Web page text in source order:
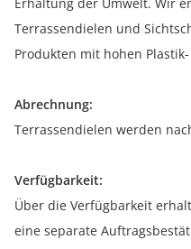
Terrassendielen und
Produkten mit hohen
Abrechnung:
Terrassendielen werden
Verfügbarkeit:
Über die Verfügbarkeit
eine separate